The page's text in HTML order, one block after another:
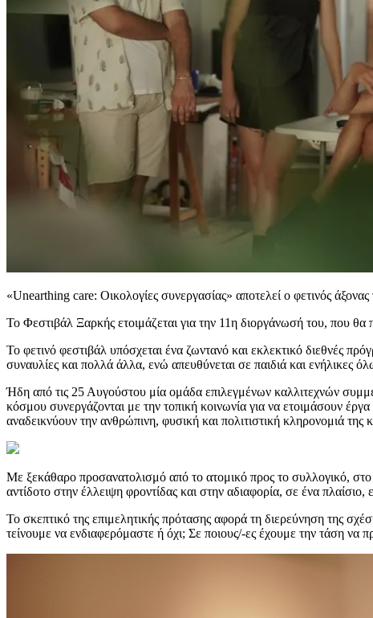
«Unearthing care: Οικολογίες συνεργασίας» αποτελεί ο φετινός
Το Φεστιβάλ Ξαρκής ετοιμάζεται για την 11η διοργάνωσή του, που θα
Το φετινό φεστιβάλ υπόσχεται ένα ζωντανό και εκλεκτικό διεθνές
συναυλίες και πολλά άλλα, ενώ απευθύνεται σε παιδιά και ενήλικες
Ήδη από τις 25 Αυγούστου μία ομάδα επιλεγμένων καλλιτεχνών
κόσμου συνεργάζονται με την τοπική κοινωνία για να ετοιμάσουν
αναδεικνύουν την ανθρώπινη, φυσική και πολιτιστική κληρονομιά της
Με ξεκάθαρο προσανατολισμό από το ατομικό προς το συλλογικό, στο
αντίδοτο στην έλλειψη φροντίδας και στην αδιαφορία, σε ένα πλαίσιο,
Το σκεπτικό της επιμελητικής πρότασης αφορά τη διερεύνηση της
τείνουμε να ενδιαφερόμαστε ή όχι; Σε ποιους/-ες έχουμε την τάση να